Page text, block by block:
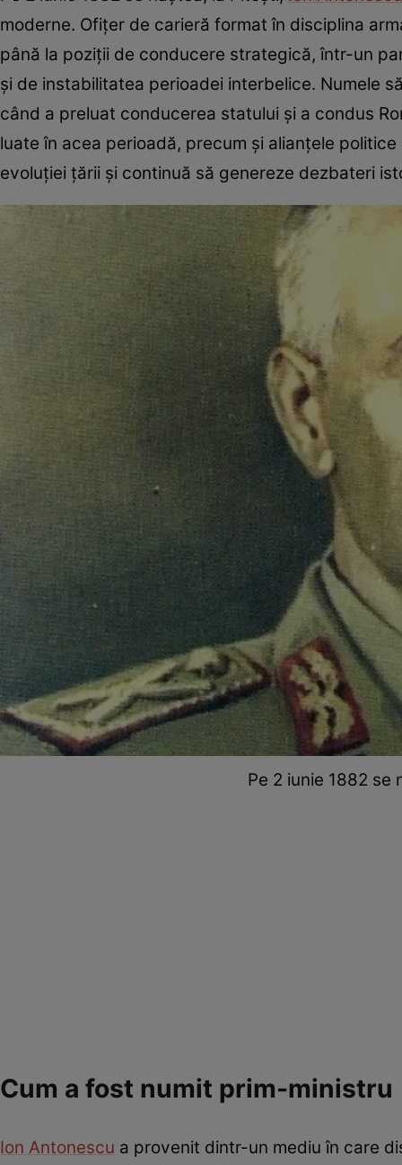
moderne. Ofițer de carieră format în disciplina
până la poziții de conducere strategică, într-un
și de instabilitatea perioadei interbelice. Numele
când a preluat conducerea statului și a condus
luate în acea perioadă, precum și alianțele
evoluției țării și continuă să genereze dezbateri
Pe 2 iunie 1882 se
Cum a fost numit prim-ministru
Ion Antonescu a provenit dintr-un mediu în care